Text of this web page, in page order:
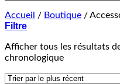
Accueil / Boutique /
Filtre
Afficher tous les résultats
chronologique